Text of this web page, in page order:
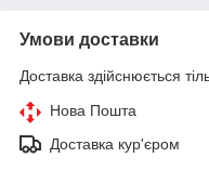
Умови доставки
Доставка здійснюється
Нова Пошта
Доставка кур'єром